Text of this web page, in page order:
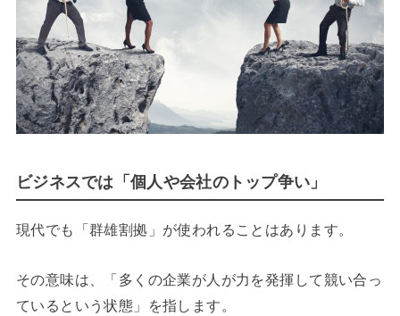
ビジネスでは「個人や会社のトップ争い」
現代でも「群雄割拠」が使われることはあります。
その意味は、「多くの企業が人が力を発揮して競い合っ
ているという状態」を指します。